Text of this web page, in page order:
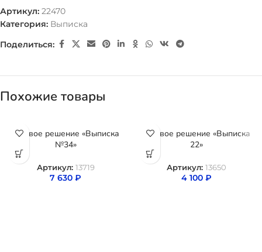
Артикул: 22470
Категория: Выписка
Поделиться:
Похожие товары
Готовое решение «Выписка
№34»
Артикул: 13719
7 630 ₽
Готовое решение «Выписка
22»
Артикул: 13650
4 100 ₽